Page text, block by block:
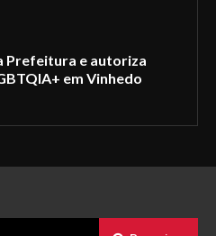
Prefeitura e autoriza
em Vinhedo